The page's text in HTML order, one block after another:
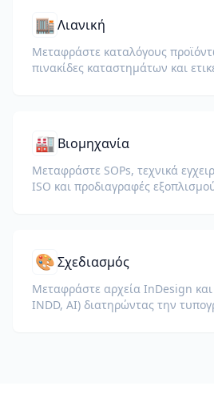
🏬Λιανική
Μεταφράστε καταλόγους
πινακίδες καταστημάτων και
🏭 Βιομηχανία
Μεταφράστε SOPs, τεχνικά
ISO και προδιαγραφές
🎨Σχεδιασμός
Μεταφράστε αρχεία InDesign
INDD, AI) διατηρώντας την